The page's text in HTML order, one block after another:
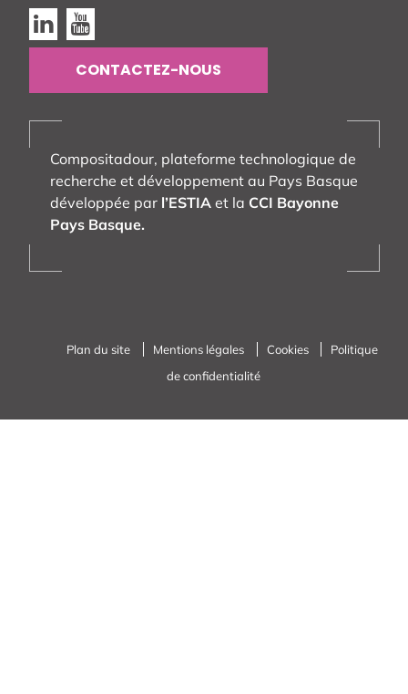
Linkedin
CONTACTEZ-NOUS
Compositadour, plateforme technologique de
recherche et développement au Pays Basque
développée par l’ESTIA et la CCI Bayonne
Pays Basque.
Plan du site Mentions légales Cookies
Politique
de confidentialité